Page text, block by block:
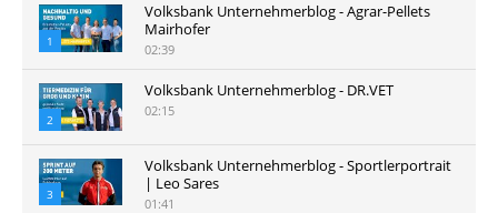
1
Volksbank Unternehmerblog - Agrar-Pellets
Mairhofer
02:39
2
Volksbank Unternehmerblog - DR.VET
02:15
3
Volksbank Unternehmerblog - Sportlerportrait
| Leo Sares
01:41